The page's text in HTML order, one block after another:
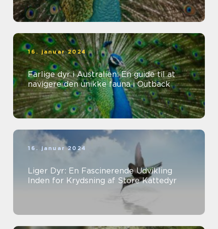
16. januar 2024
Farlige dyr i Australien: En guide til at
navigere den unikke fauna i Outback
16. januar 2024
Liger Dyr: En Fascinerende Udvikling
Inden for Krydsning af Store Kattedyr